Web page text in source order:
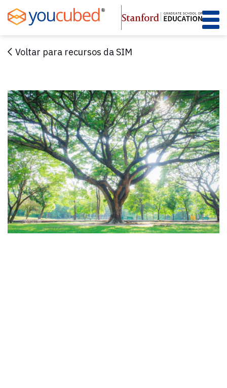
to
Content
Voltar para recursos da SIM